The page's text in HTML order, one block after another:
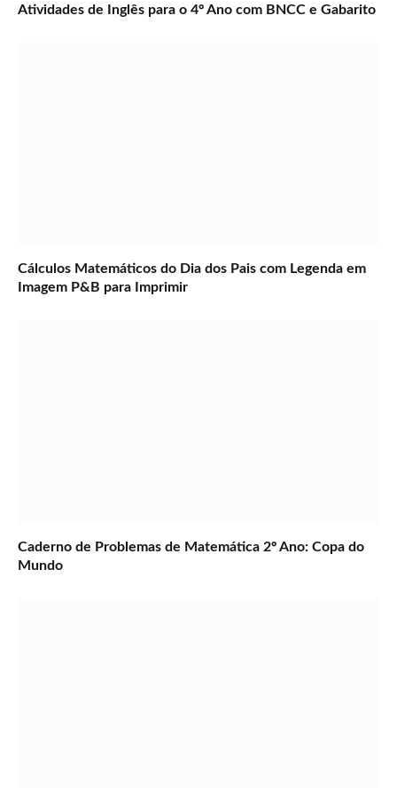
Atividades de Inglês para o 4º Ano com BNCC e Gabarito
Cálculos Matemáticos do Dia dos Pais com Legenda em
Imagem P&B para Imprimir
Caderno de Problemas de Matemática 2º Ano: Copa do
Mundo